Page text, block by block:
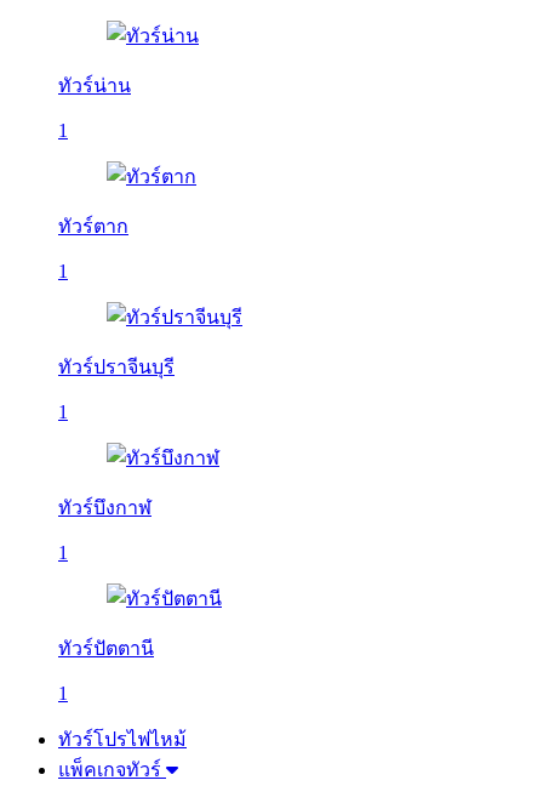
ทัวร์น่าน
1
ทัวร์ตาก
1
ทัวร์ปราจีนบุรี
1
ทัวร์บึงกาฬ
1
ทัวร์ปัตตานี
1
ทัวร์โปรไฟไหม้
แพ็คเกจทัวร์